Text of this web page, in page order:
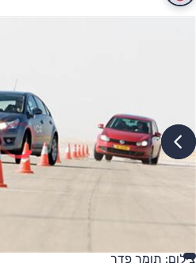
צילום: תומר פדר